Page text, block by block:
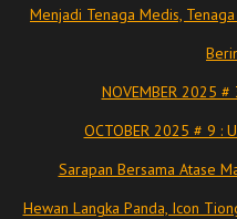
Menjadi Tenaga Medis,
NOVEMBER 2025 #
OCTOBER 2025 # 9 :
Sarapan Bersama Atase
Hewan Langka Panda, Icon